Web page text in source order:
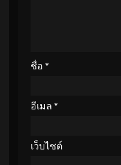
ชื่อ *
อีเมล *
เว็บไซต์